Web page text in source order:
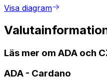
Visa diagram
Läs mer om ADA och
ADA - Cardano